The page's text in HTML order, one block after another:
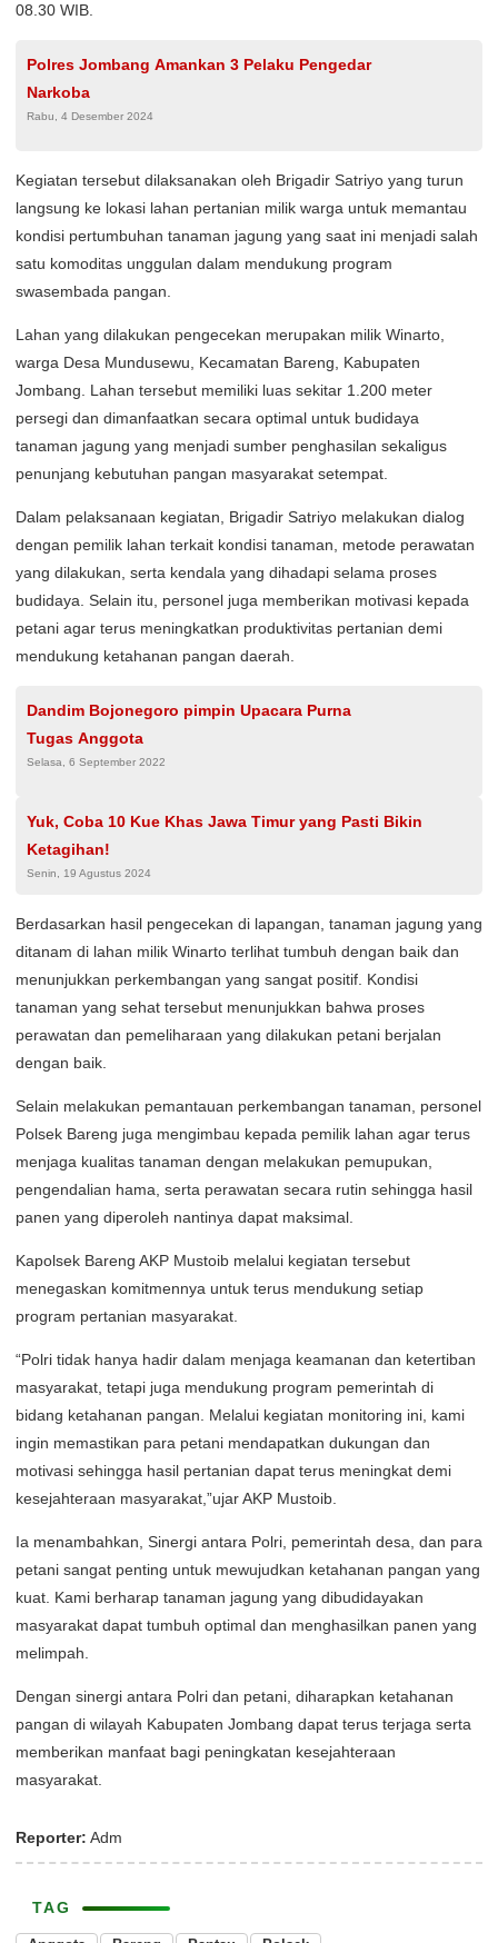
08.30 WIB.
Polres Jombang Amankan 3 Pelaku Pengedar
Narkoba
Rabu, 4 Desember 2024
Kegiatan tersebut dilaksanakan oleh Brigadir Satriyo yang turun
langsung ke lokasi lahan pertanian milik warga untuk memantau
kondisi pertumbuhan tanaman jagung yang saat ini menjadi salah
satu komoditas unggulan dalam mendukung program
swasembada pangan.
Lahan yang dilakukan pengecekan merupakan milik Winarto,
warga Desa Mundusewu, Kecamatan Bareng, Kabupaten
Jombang. Lahan tersebut memiliki luas sekitar 1.200 meter
persegi dan dimanfaatkan secara optimal untuk budidaya
tanaman jagung yang menjadi sumber penghasilan sekaligus
penunjang kebutuhan pangan masyarakat setempat.
Dalam pelaksanaan kegiatan, Brigadir Satriyo melakukan dialog
dengan pemilik lahan terkait kondisi tanaman, metode perawatan
yang dilakukan, serta kendala yang dihadapi selama proses
budidaya. Selain itu, personel juga memberikan motivasi kepada
petani agar terus meningkatkan produktivitas pertanian demi
mendukung ketahanan pangan daerah.
Dandim Bojonegoro pimpin Upacara Purna
Tugas Anggota
Selasa, 6 September 2022
Yuk, Coba 10 Kue Khas Jawa Timur yang Pasti Bikin
Ketagihan!
Senin, 19 Agustus 2024
Berdasarkan hasil pengecekan di lapangan, tanaman jagung yang
ditanam di lahan milik Winarto terlihat tumbuh dengan baik dan
menunjukkan perkembangan yang sangat positif. Kondisi
tanaman yang sehat tersebut menunjukkan bahwa proses
perawatan dan pemeliharaan yang dilakukan petani berjalan
dengan baik.
Selain melakukan pemantauan perkembangan tanaman, personel
Polsek Bareng juga mengimbau kepada pemilik lahan agar terus
menjaga kualitas tanaman dengan melakukan pemupukan,
pengendalian hama, serta perawatan secara rutin sehingga hasil
panen yang diperoleh nantinya dapat maksimal.
Kapolsek Bareng AKP Mustoib melalui kegiatan tersebut
menegaskan komitmennya untuk terus mendukung setiap
program pertanian masyarakat.
“Polri tidak hanya hadir dalam menjaga keamanan dan ketertiban
masyarakat, tetapi juga mendukung program pemerintah di
bidang ketahanan pangan. Melalui kegiatan monitoring ini, kami
ingin memastikan para petani mendapatkan dukungan dan
motivasi sehingga hasil pertanian dapat terus meningkat demi
kesejahteraan masyarakat,”ujar AKP Mustoib.
Ia menambahkan, Sinergi antara Polri, pemerintah desa, dan para
petani sangat penting untuk mewujudkan ketahanan pangan yang
kuat. Kami berharap tanaman jagung yang dibudidayakan
masyarakat dapat tumbuh optimal dan menghasilkan panen yang
melimpah.
Dengan sinergi antara Polri dan petani, diharapkan ketahanan
pangan di wilayah Kabupaten Jombang dapat terus terjaga serta
memberikan manfaat bagi peningkatan kesejahteraan
masyarakat.
Reporter: Adm
TAG